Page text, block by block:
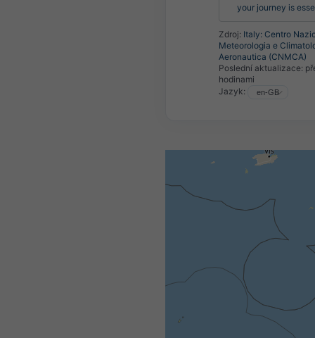
your journey is
Zdroj: Italy: Centro
Meteorologia e
Aeronautica (CNMCA)
Poslední aktualizace:
hodinami
Jazyk: